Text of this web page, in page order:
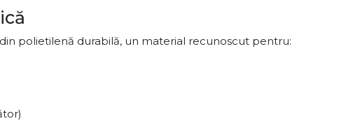
polietilenă durabilă, un material recunoscut pentru: